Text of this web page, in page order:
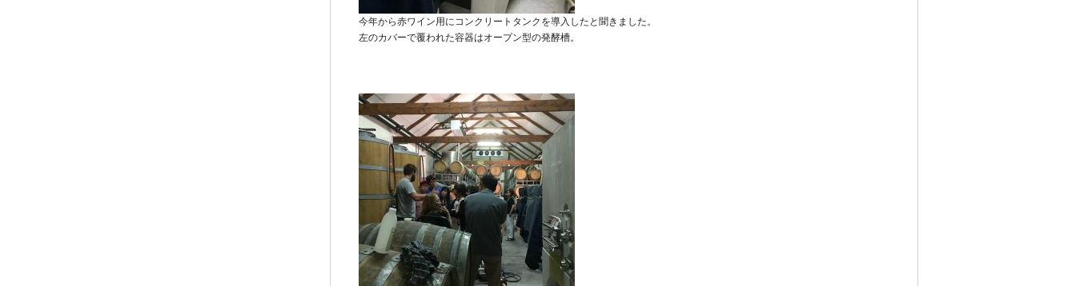
今年から赤ワイン用にコンクリートタンクを導入したと聞きました。
左のカバーで覆われた容器はオープン型の発酵槽。